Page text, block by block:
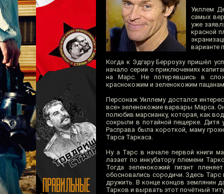
Уиллем
самых
уже
красной
варианте
Когда к Эдгару Берроузу пришёл
начало серии о приключениях
на Марс. Не потерявшись в
краснокожим и зеленокожим
Персонаж Уиллему достался
все» зеленокожие варвары Марса.
полюбив марсианку, которая, как
сокрыли в потайной пещерке. Дитя
Расправа была короткой, маму
Тарса Таркаса.
Ну а Тарс в начале первой книги
лазает по инкубатору племени
Тогда зеленокожий гигант
обосновались сородичи. Здесь
дружить. В конце концов землянин
Тарков и вырвать этот почётный